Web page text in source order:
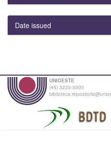
Date issued
UNIOESTE
(45) 3220-3000